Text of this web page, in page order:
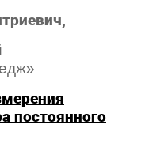
постоянного